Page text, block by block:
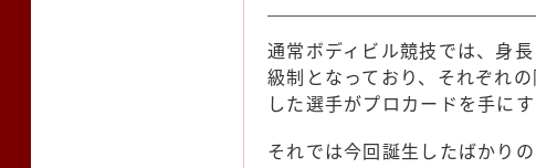
通常ボディビル競技では、身
級制となっており、それぞれ
した選手がプロカードを手にす
それでは今回誕生したばかり